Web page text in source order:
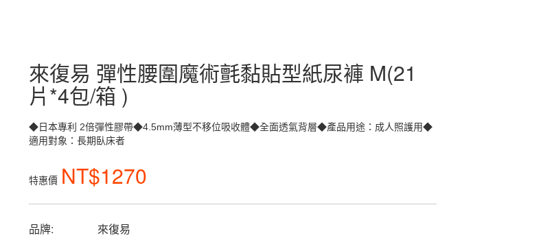
來復易 彈性腰圍魔術氈黏貼型紙尿褲 M(21
片*4包/箱 )
◆日本專利 2倍彈性膠帶◆4.5mm薄型不移位吸收體◆全面透氣背層◆產品用途：成人照護用◆
適用對象：長期臥床者
特惠價 NT$1270
品牌:
來復易